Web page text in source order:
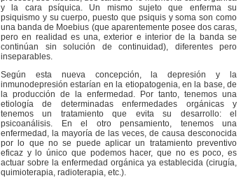
y la cara psíquica. Un mismo sujeto que enferma su
psiquismo y su cuerpo, puesto que psiquis y soma son como
una banda de Moebius (que aparentemente posee dos caras,
pero en realidad es una, exterior e interior de la banda se
continúan sin solución de continuidad), diferentes pero
inseparables.
Según esta nueva concepción, la depresión y la
inmunodepresión estarían en la etiopatogenia, en la base, de
la producción de la enfermedad. Por tanto, tenemos una
etiología de determinadas enfermedades orgánicas y
tenemos un tratamiento que evita su desarrollo: el
psicoanálisis. En el otro pensamiento, tenemos una
enfermedad, la mayoría de las veces, de causa desconocida
por lo que no se puede aplicar un tratamiento preventivo
eficaz y lo único que podemos hacer, que no es poco, es
actuar sobre la enfermedad orgánica ya establecida (cirugía,
quimioterapia, radioterapia, etc.).